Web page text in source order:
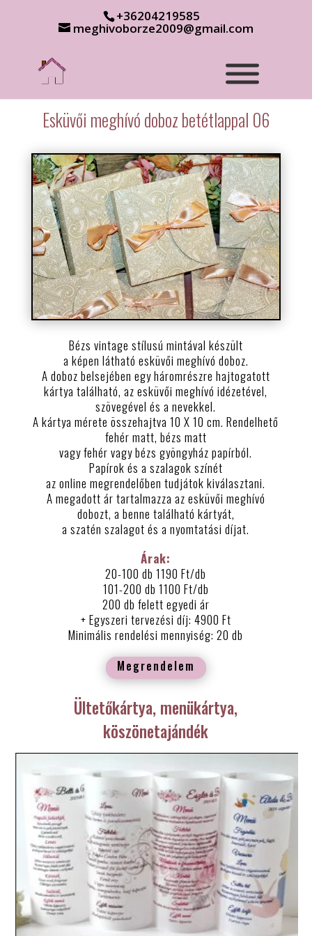
+36204219585
meghivoborze2009@gmail.com
Esküvői meghívó doboz betétlappal 06
Bézs vintage stílusú mintával készült
a képen látható esküvői meghívó doboz.
A doboz belsejében egy háromrészre hajtogatott
kártya található, az esküvői meghívó idézetével,
szövegével és a nevekkel.
A kártya mérete összehajtva 10 X 10 cm. Rendelhető
fehér matt, bézs matt
vagy fehér vagy bézs gyöngyház papírból.
Papírok és a szalagok színét
az online megrendelőben tudjátok kiválasztani.
A megadott ár tartalmazza az esküvői meghívó
dobozt, a benne található kártyát,
a szatén szalagot és a nyomtatási díjat.
Árak:
20-100 db 1190 Ft/db
101-200 db 1100 Ft/db
200 db felett egyedi ár
+ Egyszeri tervezési díj: 4900 Ft
Minimális rendelési mennyiség: 20 db
Megrendelem
Ültetőkártya, menükártya,
köszönetajándék